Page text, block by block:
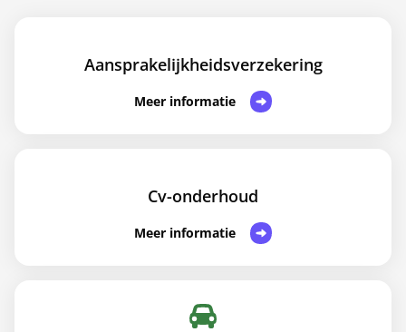
Aansprakelijkheidsverzekering
Meer informatie
Cv-onderhoud
Meer informatie